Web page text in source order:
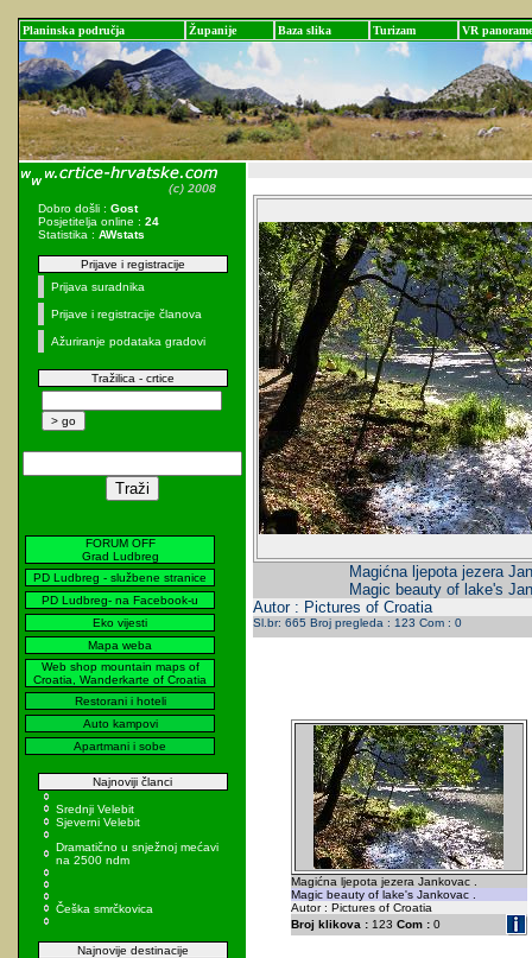
Planinska područja Županije Baza slika Turizam VR panorame
Dobro došli : Gost
Posjetitelja online : 24
Statistika : AWstats
Prijave i registracije
Prijava suradnika
Prijave i registracije članova
Ažuriranje podataka gradovi
Tražilica - crtice
FORUM OFF
Grad Ludbreg
PD Ludbreg - službene stranice
PD Ludbreg- na Facebook-u
Eko vijesti
Mapa weba
Web shop mountain maps of
Croatia, Wanderkarte of Croatia
Restorani i hoteli
Auto kampovi
Apartmani i sobe
Najnoviji članci
Srednji Velebit
Sjeverni Velebit
Dramatično u snježnoj mećavi
na 2500 ndm
Češka smrčkovica
Najnovije destinacije
Magićna ljepota jezera
Magic beauty of lake's
Autor : Pictures of Croatia
Sl.br: 665 Broj pregleda : 123 Com : 0
Magićna ljepota jezera Jankovac .
Magic beauty of lake's Jankovac .
Autor : Pictures of Croatia
Broj klikova :123 Com :0